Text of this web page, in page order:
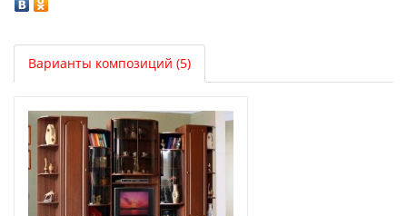
Варианты композиций (5)